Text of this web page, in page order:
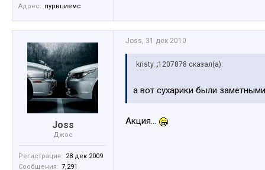
Адрес: пурвциемс
Joss
Джос
Регистрация: 28 дек 2009
Сообщения: 7,291
Joss, 31 дек 2010
kristy_;1207878 сказал(а):
а вот сухарики были
Акция...